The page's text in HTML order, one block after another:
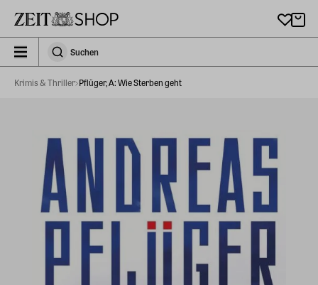
zeit_storefront.components.search.collapsed
SuchenSuchen
Krimis & Thriller Pflüger, A: Wie Sterben geht